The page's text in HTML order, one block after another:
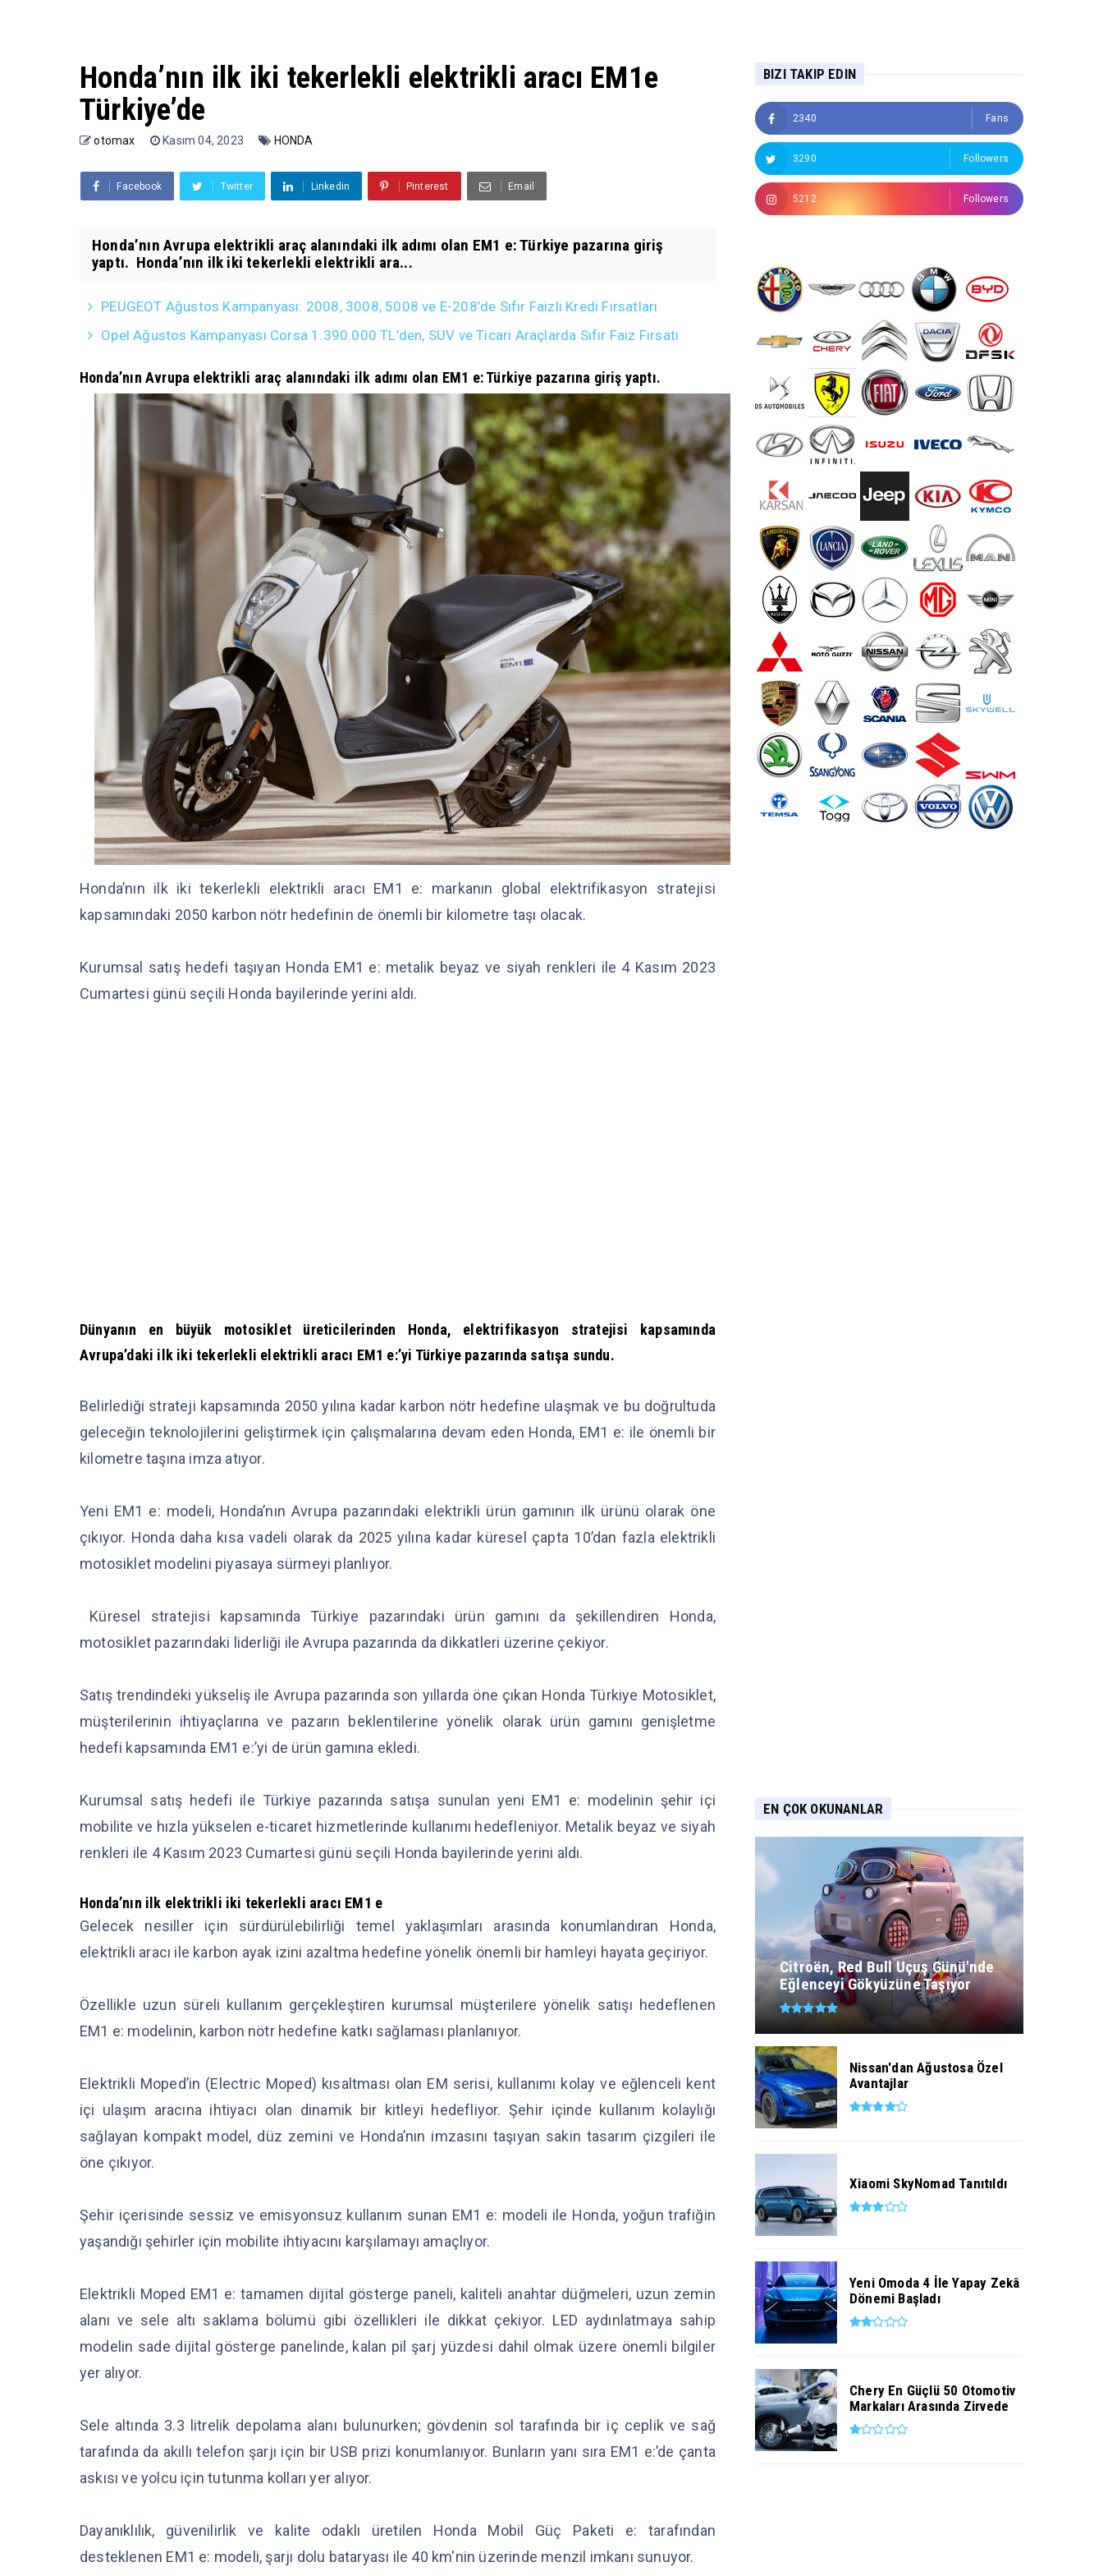
Honda’nın ilk iki tekerlekli elektrikli aracı EM1e
Türkiye’de
otomax Kasım 04, 2023 HONDA
Facebook Twitter Linkedin Pinterest Email
Honda’nın Avrupa elektrikli araç alanındaki ilk adımı olan EM1 e: Türkiye pazarına giriş
yaptı. Honda’nın ilk iki tekerlekli elektrikli ara...
PEUGEOT Ağustos Kampanyası: 2008, 3008, 5008 ve E-208’de Sıfır Faizli Kredi Fırsatları
Opel Ağustos Kampanyası Corsa 1.390.000 TL’den, SUV ve Ticari Araçlarda Sıfır Faiz Fırsatı
Honda’nın Avrupa elektrikli araç alanındaki ilk adımı olan EM1 e: Türkiye pazarına giriş yaptı.
Honda’nın ilk iki tekerlekli elektrikli aracı EM1 e: markanın global elektrifikasyon stratejisi
kapsamındaki 2050 karbon nötr hedefinin de önemli bir kilometre taşı olacak.
Kurumsal satış hedefi taşıyan Honda EM1 e: metalik beyaz ve siyah renkleri ile 4 Kasım 2023
Cumartesi günü seçili Honda bayilerinde yerini aldı.
Dünyanın en büyük motosiklet üreticilerinden Honda, elektrifikasyon stratejisi kapsamında
Avrupa’daki ilk iki tekerlekli elektrikli aracı EM1 e:’yi Türkiye pazarında satışa sundu.
Belirlediği strateji kapsamında 2050 yılına kadar karbon nötr hedefine ulaşmak ve bu doğrultuda
geleceğin teknolojilerini geliştirmek için çalışmalarına devam eden Honda, EM1 e: ile önemli bir
kilometre taşına imza atıyor.
Yeni EM1 e: modeli, Honda’nın Avrupa pazarındaki elektrikli ürün gamının ilk ürünü olarak öne
çıkıyor. Honda daha kısa vadeli olarak da 2025 yılına kadar küresel çapta 10’dan fazla elektrikli
motosiklet modelini piyasaya sürmeyi planlıyor.
Küresel stratejisi kapsamında Türkiye pazarındaki ürün gamını da şekillendiren Honda,
motosiklet pazarındaki liderliği ile Avrupa pazarında da dikkatleri üzerine çekiyor.
Satış trendindeki yükseliş ile Avrupa pazarında son yıllarda öne çıkan Honda Türkiye Motosiklet,
müşterilerinin ihtiyaçlarına ve pazarın beklentilerine yönelik olarak ürün gamını genişletme
hedefi kapsamında EM1 e:’yi de ürün gamına ekledi.
Kurumsal satış hedefi ile Türkiye pazarında satışa sunulan yeni EM1 e: modelinin şehir içi
mobilite ve hızla yükselen e-ticaret hizmetlerinde kullanımı hedefleniyor. Metalik beyaz ve siyah
renkleri ile 4 Kasım 2023 Cumartesi günü seçili Honda bayilerinde yerini aldı.
Honda’nın ilk elektrikli iki tekerlekli aracı EM1 e
Gelecek nesiller için sürdürülebilirliği temel yaklaşımları arasında konumlandıran Honda,
elektrikli aracı ile karbon ayak izini azaltma hedefine yönelik önemli bir hamleyi hayata geçiriyor.
Özellikle uzun süreli kullanım gerçekleştiren kurumsal müşterilere yönelik satışı hedeflenen
EM1 e: modelinin, karbon nötr hedefine katkı sağlaması planlanıyor.
Elektrikli Moped’in (Electric Moped) kısaltması olan EM serisi, kullanımı kolay ve eğlenceli kent
içi ulaşım aracına ihtiyacı olan dinamik bir kitleyi hedefliyor. Şehir içinde kullanım kolaylığı
sağlayan kompakt model, düz zemini ve Honda’nın imzasını taşıyan sakin tasarım çizgileri ile
öne çıkıyor.
Şehir içerisinde sessiz ve emisyonsuz kullanım sunan EM1 e: modeli ile Honda, yoğun trafiğin
yaşandığı şehirler için mobilite ihtiyacını karşılamayı amaçlıyor.
Elektrikli Moped EM1 e: tamamen dijital gösterge paneli, kaliteli anahtar düğmeleri, uzun zemin
alanı ve sele altı saklama bölümü gibi özellikleri ile dikkat çekiyor. LED aydınlatmaya sahip
modelin sade dijital gösterge panelinde, kalan pil şarj yüzdesi dahil olmak üzere önemli bilgiler
yer alıyor.
Sele altında 3.3 litrelik depolama alanı bulunurken; gövdenin sol tarafında bir iç ceplik ve sağ
tarafında da akıllı telefon şarjı için bir USB prizi konumlanıyor. Bunların yanı sıra EM1 e:’de çanta
askısı ve yolcu için tutunma kolları yer alıyor.
Dayanıklılık, güvenilirlik ve kalite odaklı üretilen Honda Mobil Güç Paketi e: tarafından
desteklenen EM1 e: modeli, şarjı dolu bataryası ile 40 km'nin üzerinde menzil imkanı sunuyor.
BIZI TAKIP EDIN
2340 Fans
3290 Followers
5212 Followers
EN ÇOK OKUNANLAR
Citroën, Red Bull Uçuş Günü'nde
Eğlenceyi Gökyüzüne Taşıyor
Nissan'dan Ağustosa Özel
Avantajlar
Xiaomi SkyNomad Tanıtıldı
Yeni Omoda 4 İle Yapay Zekâ
Dönemi Başladı
Chery En Güçlü 50 Otomotiv
Markaları Arasında Zirvede